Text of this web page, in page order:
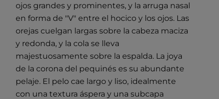
ojos grandes y prominentes, y la arruga nasal
en forma de "V" entre el hocico y los ojos. Las
orejas cuelgan largas sobre la cabeza maciza
y redonda, y la cola se lleva
majestuosamente sobre la espalda. La joya
de la corona del pequinés es su abundante
pelaje. El pelo cae largo y liso, idealmente
con una textura áspera y una subcapa